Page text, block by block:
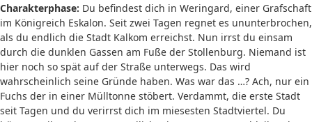
Charakterphase: Du befindest dich in Weringard, einer Grafschaft
im Königreich Eskalon. Seit zwei Tagen regnet es ununterbrochen,
als du endlich die Stadt Kalkom erreichst. Nun irrst du einsam
durch die dunklen Gassen am Fuße der Stollenburg. Niemand ist
hier noch so spät auf der Straße unterwegs. Das wird
wahrscheinlich seine Gründe haben. Was war das …? Ach, nur ein
Fuchs der in einer Mülltonne stöbert. Verdammt, die erste Stadt
seit Tagen und du verirrst dich im miesesten Stadtviertel. Du